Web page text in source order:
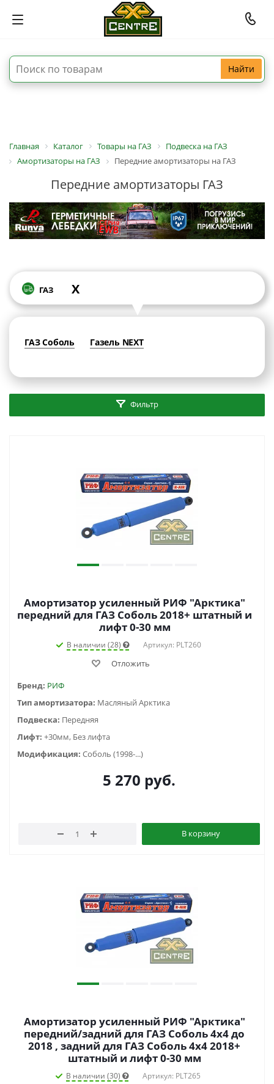
Найти
Главная Каталог Товары на ГАЗ
Подвеска на ГАЗ
Амортизаторы на ГАЗ
Передние амортизаторы на ГАЗ
Передние амортизаторы ГАЗ
ГАЗ X
ГАЗ Соболь Газель NEXT
Фильтр
Амортизатор усиленный РИФ "Арктика"
передний для ГАЗ Соболь 2018+ штатный и
лифт 0-30 мм
В наличии (28) Артикул: PLT260
Отложить
Бренд: РИФ
Тип амортизатора: Масляный Арктика
Подвеска: Передняя
Лифт: +30мм, Без лифта
Модификация: Соболь (1998-...)
5 270 руб.
В корзину
Амортизатор усиленный РИФ "Арктика"
передний/задний для ГАЗ Соболь 4х4 до
2018 , задний для ГАЗ Соболь 4х4 2018+
штатный и лифт 0-30 мм
В наличии (30) Артикул: PLT265